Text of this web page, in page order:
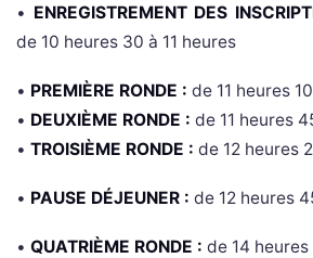
• ENREGISTREMENT DES
de 10 heures 30 à 11 heures
• PREMIÈRE RONDE : de 11 heures
• DEUXIÈME RONDE : de 11 heures
• TROISIÈME RONDE : de 12 heures
• PAUSE DÉJEUNER : de 12 heures
• QUATRIÈME RONDE : de 14